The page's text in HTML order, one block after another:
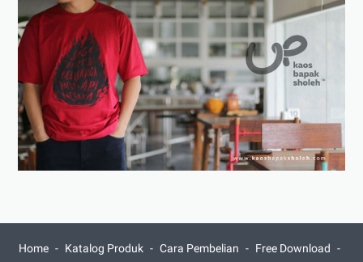
Home Katalog Produk Cara Pembelian Free Download